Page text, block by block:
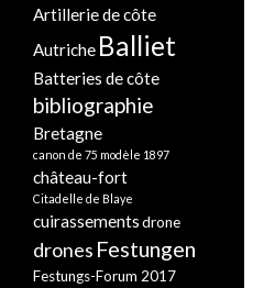
Artillerie de côte
Autriche Balliet
Batteries de côte
bibliographie
Bretagne
canon de 75 modèle 1897
château-fort
Citadelle de Blaye
cuirassementsdrone
drones Festungen
Festungs-Forum 2017